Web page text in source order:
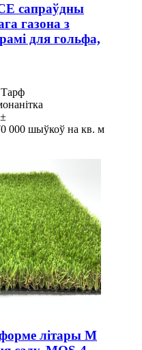
сапраўдны
газона з
для гольфа,
000 шыўкоў на кв. м
літары М